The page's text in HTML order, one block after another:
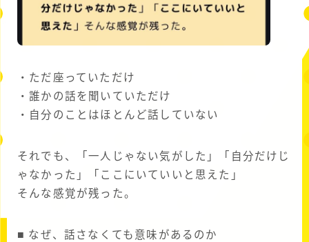
・ただ座っていただけ
・誰かの話を聞いていただけ
・自分のことはほとんど話していない
それでも、「一人じゃない気がした」「自分だけじ
ゃなかった」「ここにいていいと思えた」
そんな感覚が残った。
■ なぜ、話さなくても意味があるのか